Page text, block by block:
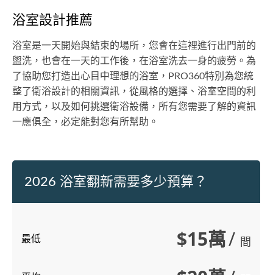
浴室設計推薦
浴室是一天開始與結束的場所，您會在這裡進行出門前的
盥洗，也會在一天的工作後，在浴室洗去一身的疲勞。為
了協助您打造出心目中理想的浴室，PRO360特別為您統
整了衛浴設計的相關資訊，從風格的選擇、浴室空間的利
用方式，以及如何挑選衛浴設備，所有您需要了解的資訊
一應俱全，必定能對您有所幫助。
2026 浴室翻新需要多少預算？
最低 $15萬/ 間